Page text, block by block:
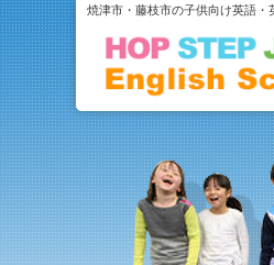
焼津市・藤枝市の子供向け英語・